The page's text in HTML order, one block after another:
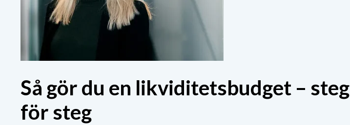
Så gör du en likviditetsbudget – steg
för steg